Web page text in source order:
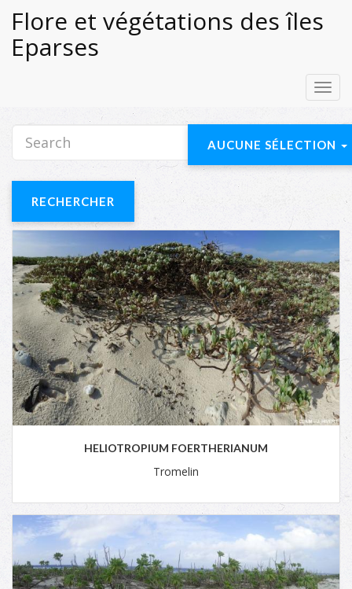
Flore et végétations des îles
Eparses
AUCUNE SÉLECTION
RECHERCHER
HELIOTROPIUM FOERTHERIANUM
Tromelin